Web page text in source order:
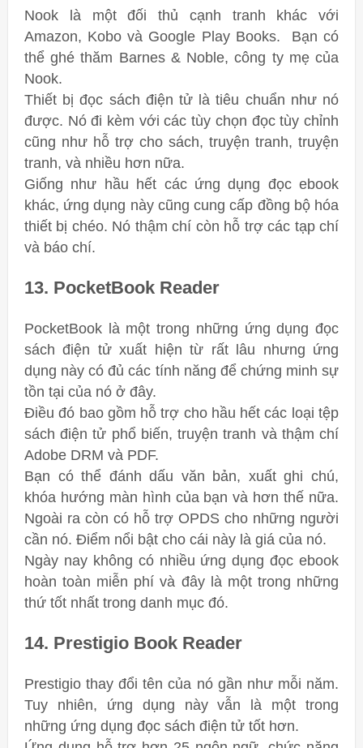
Nook là một đối thủ cạnh tranh khác với
Amazon, Kobo và Google Play Books. Bạn có
thể ghé thăm Barnes & Noble, công ty mẹ của
Nook.
Thiết bị đọc sách điện tử là tiêu chuẩn như nó
được. Nó đi kèm với các tùy chọn đọc tùy chỉnh
cũng như hỗ trợ cho sách, truyện tranh, truyện
tranh, và nhiều hơn nữa.
Giống như hầu hết các ứng dụng đọc ebook
khác, ứng dụng này cũng cung cấp đồng bộ hóa
thiết bị chéo. Nó thậm chí còn hỗ trợ các tạp chí
và báo chí.
13. PocketBook Reader
PocketBook là một trong những ứng dụng đọc
sách điện tử xuất hiện từ rất lâu nhưng ứng
dụng này có đủ các tính năng để chứng minh sự
tồn tại của nó ở đây.
Điều đó bao gồm hỗ trợ cho hầu hết các loại tệp
sách điện tử phổ biến, truyện tranh và thậm chí
Adobe DRM và PDF.
Bạn có thể đánh dấu văn bản, xuất ghi chú,
khóa hướng màn hình của bạn và hơn thế nữa.
Ngoài ra còn có hỗ trợ OPDS cho những người
cần nó. Điểm nổi bật cho cái này là giá của nó.
Ngày nay không có nhiều ứng dụng đọc ebook
hoàn toàn miễn phí và đây là một trong những
thứ tốt nhất trong danh mục đó.
14. Prestigio Book Reader
Prestigio thay đổi tên của nó gần như mỗi năm.
Tuy nhiên, ứng dụng này vẫn là một trong
những ứng dụng đọc sách điện tử tốt hơn.